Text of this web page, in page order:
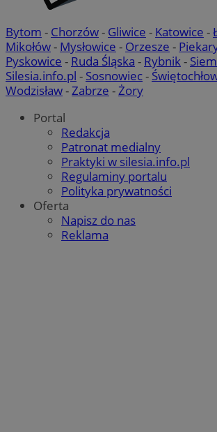
Bytom - Chorzów- Gliwice - Katowice -
Mikołów- Mysłowice - Orzesze -
Pyskowice - Ruda Śląska - Rybnik-
Silesia.info.pl - Sosnowiec-
Wodzisław-Zabrze -Żory
Portal
Redakcja
Patronat medialny
Praktyki w silesia.info.pl
Regulaminy portalu
Polityka prywatności
Oferta
Napisz do nas
Reklama